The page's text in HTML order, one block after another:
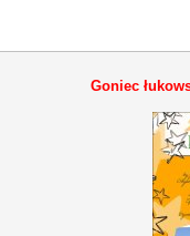
Goniec